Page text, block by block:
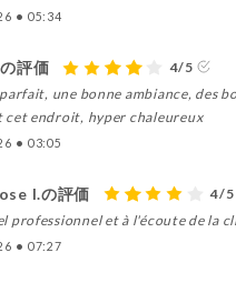
• 05:34
評価
4/5
une bonne ambiance, des
cet endroit, hyper chaleureux
• 03:05
l.の評価
4/5
professionnel et à l'écoute de la
• 07:27